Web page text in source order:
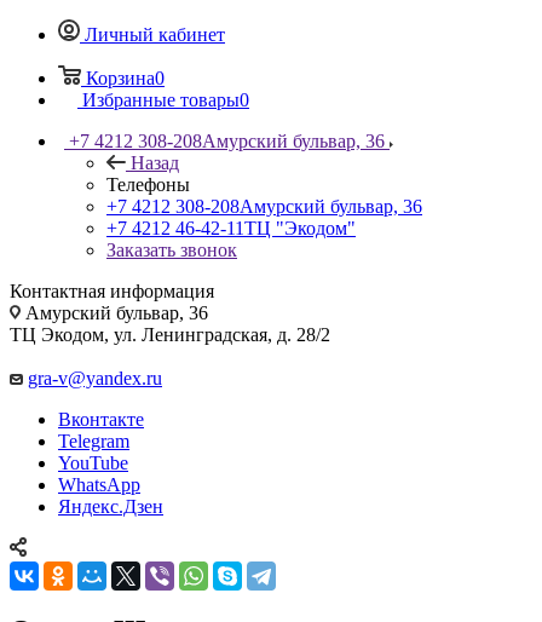
Личный кабинет
Корзина0
Избранные товары0
+7 4212 308-208Амурский бульвар, 36
Назад
Телефоны
+7 4212 308-208Амурский бульвар, 36
+7 4212 46-42-11ТЦ "Экодом"
Заказать звонок
Контактная информация
Амурский бульвар, 36
ТЦ Экодом, ул. Ленинградская, д. 28/2
gra-v@yandex.ru
Вконтакте
Telegram
YouTube
WhatsApp
Яндекс.Дзен